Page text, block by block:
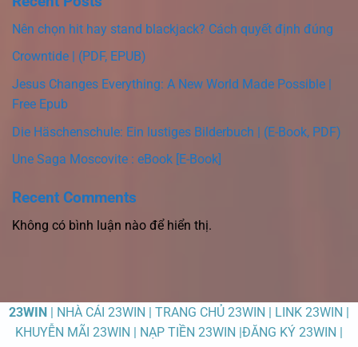
Nên chọn hit hay stand blackjack? Cách quyết định đúng
Crowntide | (PDF, EPUB)
Jesus Changes Everything: A New World Made Possible |
Free Epub
Die Häschenschule: Ein lustiges Bilderbuch | (E-Book, PDF)
Une Saga Moscovite : eBook [E-Book]
Recent Comments
Không có bình luận nào để hiển thị.
23WIN | NHÀ CÁI 23WIN | TRANG CHỦ 23WIN | LINK 23WIN |
KHUYỄN MÃI 23WIN | NẠP TIỀN 23WIN |ĐĂNG KÝ 23WIN |